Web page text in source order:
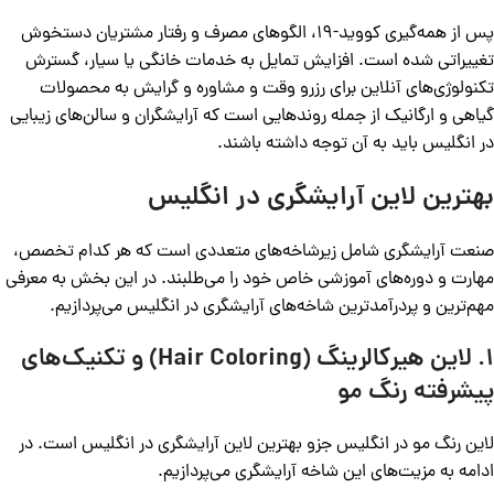
پس از همه‌گیری کووید-19، الگوهای مصرف و رفتار مشتریان دستخوش
تغییراتی شده است. افزایش تمایل به خدمات خانگی یا سیار، گسترش
تکنولوژی‌های آنلاین برای رزرو وقت و مشاوره و گرایش به محصولات
گیاهی و ارگانیک از جمله روندهایی است که آرایشگران و سالن‌های زیبایی
در انگلیس باید به آن توجه داشته باشند.
بهترین لاین‌ آرایشگری در انگلیس
صنعت آرایشگری شامل زیرشاخه‌های متعددی است که هر کدام تخصص،
مهارت و دوره‌های آموزشی خاص خود را می‌طلبند. در این بخش به معرفی
مهم‌ترین و پردرآمدترین شاخه‌های آرایشگری در انگلیس می‌پردازیم.
1. لاین هیرکالرینگ (Hair Coloring) و تکنیک‌های
پیشرفته رنگ مو
لاین رنگ مو در انگلیس جزو بهترین لاین‌ آرایشگری در انگلیس است. در
ادامه به مزیت‌های این شاخه آرایشگری می‌پردازیم.